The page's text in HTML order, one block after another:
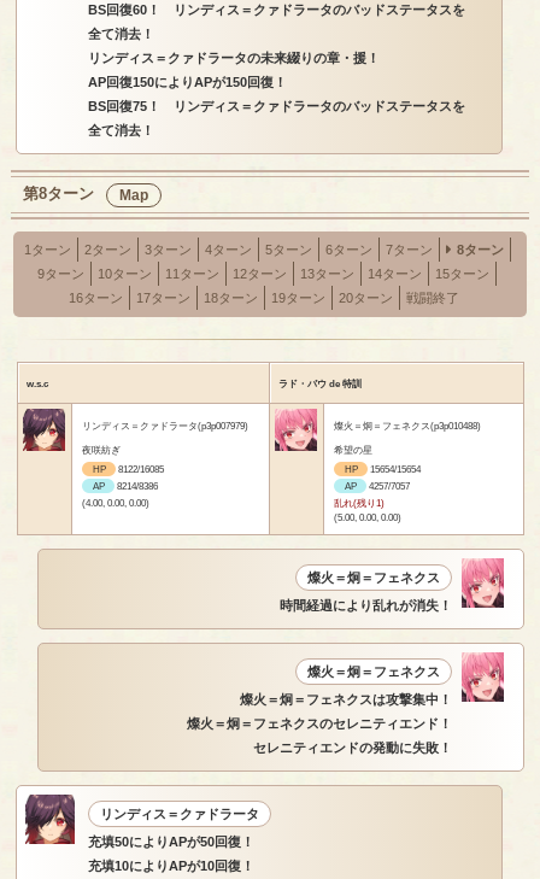
BS回復60！ リンディス＝クァドラータのバッドステータスを
全て消去！
リンディス＝クァドラータの未来綴りの章・援！
AP回復150によりAPが150回復！
BS回復75！ リンディス＝クァドラータのバッドステータスを
全て消去！
第8ターン Map
1ターン 2ターン 3ターン 4ターン 5ターン 6ターン 7ターン
8ターン
9ターン
10ターン 11ターン 12ターン 13ターン 14ターン
15ターン
16ターン
17ターン 18ターン 19ターン 20ターン 戦闘終了
w.s.c ラド・バウ de 特訓
リンディス＝クァドラータ(p3p007979)
夜咲紡ぎ
HP
8122/16085
AP
8214/8386
(4.00, 0.00, 0.00)
燦火＝炯＝フェネクス(p3p010488)
希望の星
HP
15654/15654
AP
4257/7057
乱れ(残り1)
(5.00, 0.00, 0.00)
燦火＝炯＝フェネクス
時間経過により乱れが消失！
燦火＝炯＝フェネクス
燦火＝炯＝フェネクスは攻撃集中！
燦火＝炯＝フェネクスのセレニティエンド！
セレニティエンドの発動に失敗！
リンディス＝クァドラータ
充填50によりAPが50回復！
充填10によりAPが10回復！